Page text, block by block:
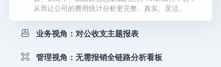
从而让公司的费用统计分析更完整、真实、灵活。
业务视角：对公收支主题报表
管理视角：无需报销全链路分析看板